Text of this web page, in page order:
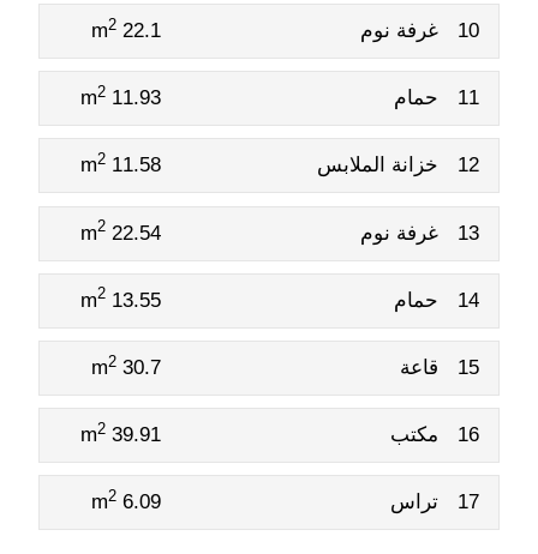
10 غرفة نوم 22.1 m
2
11 حمام 11.93 m
2
12 خزانة الملابس 11.58 m
2
13 غرفة نوم 22.54 m
2
14 حمام 13.55 m
2
15 قاعة 30.7 m
2
16 مكتب 39.91 m
2
17 تراس 6.09 m
2